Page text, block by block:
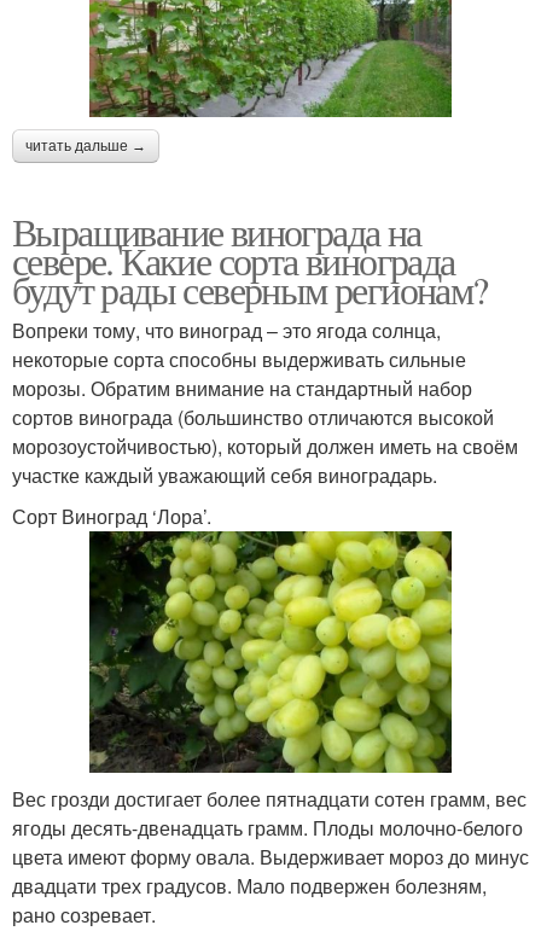
читать дальше →
Выращивание винограда на
севере. Какие сорта винограда
будут рады северным регионам?
Вопреки тому, что виноград – это ягода солнца,
некоторые сорта способны выдерживать сильные
морозы. Обратим внимание на стандартный набор
сортов винограда (большинство отличаются высокой
морозоустойчивостью), который должен иметь на своём
участке каждый уважающий себя виноградарь.
Сорт Виноград ‘Лора’.
Вес грозди достигает более пятнадцати сотен грамм, вес
ягоды десять-двенадцать грамм. Плоды молочно-белого
цвета имеют форму овала. Выдерживает мороз до минус
двадцати трех градусов. Мало подвержен болезням,
рано созревает.